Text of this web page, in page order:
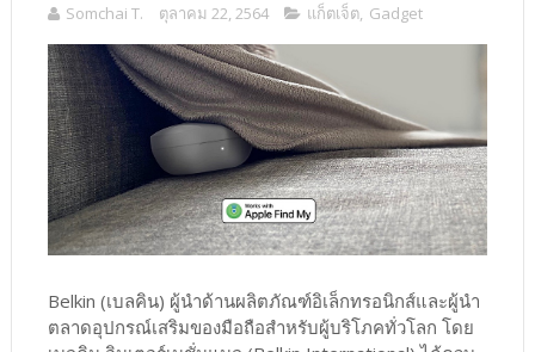
Somchai T. ตุลาคม 22, 2564 แก็ตเจ็ต, Gadget
Belkin (เบลคิน) ผู้นำด้านผลิตภัณฑ์อิเล็กทรอนิกส์และผู้นำ
ตลาดอุปกรณ์เสริมของมือถือสำหรับผู้บริโภคทั่วโลก โดย